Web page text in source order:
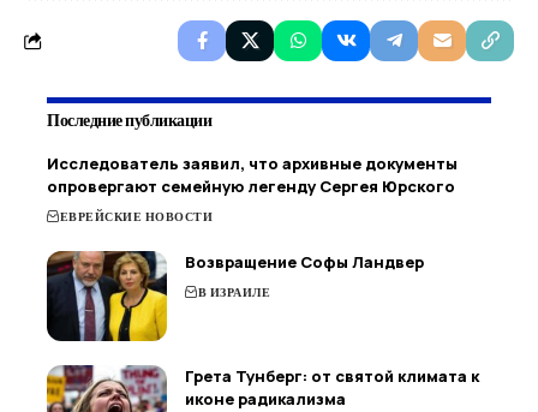
Последние публикации
Исследователь заявил, что архивные документы
опровергают семейную легенду Сергея Юрского
ЕВРЕЙСКИЕ НОВОСТИ
Возвращение Софы Ландвер
В ИЗРАИЛЕ
Грета Тунберг: от святой климата к
иконе радикализма